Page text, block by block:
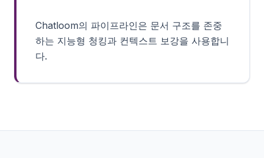
Chatloom의 파이프라인은 문서 구조를 존중
하는 지능형 청킹과 컨텍스트 보강을 사용합니
다.